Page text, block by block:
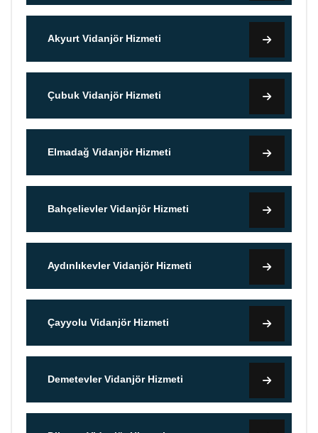
Akyurt Vidanjör Hizmeti
Çubuk Vidanjör Hizmeti
Elmadağ Vidanjör Hizmeti
Bahçelievler Vidanjör Hizmeti
Aydınlıkevler Vidanjör Hizmeti
Çayyolu Vidanjör Hizmeti
Demetevler Vidanjör Hizmeti